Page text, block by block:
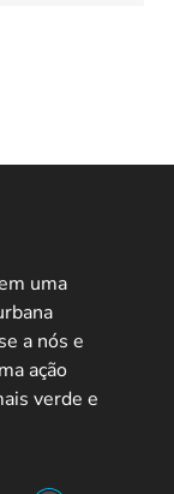
uma
a nós e
ação
verde e